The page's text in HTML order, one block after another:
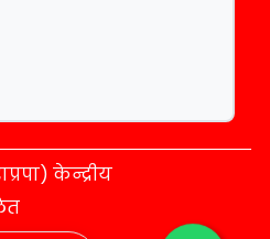
केन्द्रीय